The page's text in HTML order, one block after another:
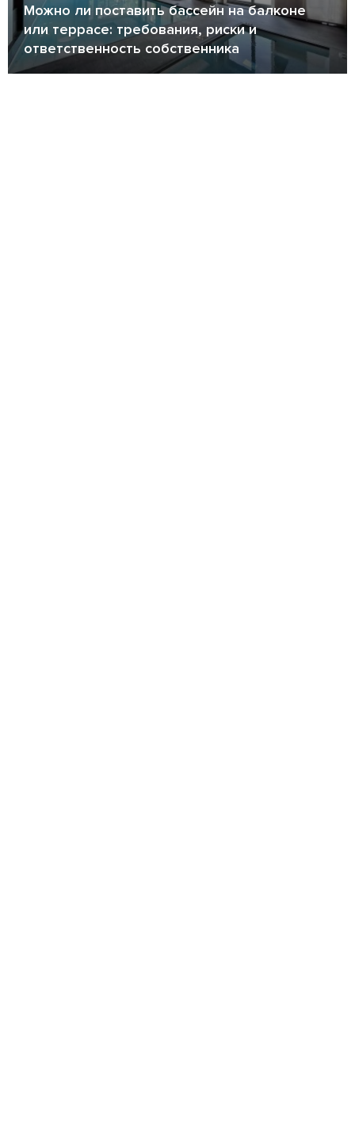
Можно ли поставить бассейн на балконе
или террасе: требования, риски и
ответственность собственника